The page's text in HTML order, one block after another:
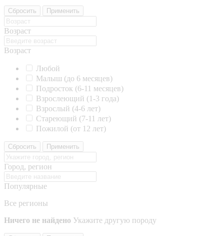
Сбросить Применить
Возраст
Возраст
Любой
Малыш (до 6 месяцев)
Подросток (6-11 месяцев)
Взрослеющий (1-3 года)
Взрослый (4-6 лет)
Стареющий (7-11 лет)
Пожилой (от 12 лет)
Сбросить Применить
Город, регион
Популярные
Все регионы
Ничего не найдено Укажите другую породу